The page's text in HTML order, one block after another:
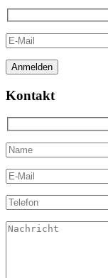
Kontakt